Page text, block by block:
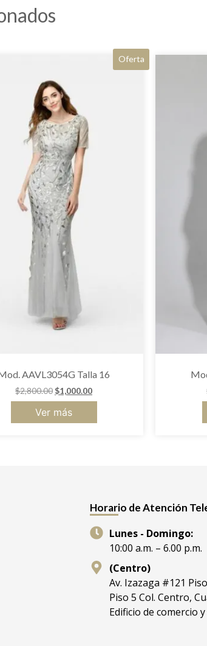
Oferta
AAVL3054G Talla 16
$2,800.00$1,000.00
Ver más
Horario de Atención
Lunes - Domingo:
10:00 a.m. – 6.00 p.m.
(Centro)
Av. Izazaga #121
Piso 5 Col. Centro,
Edificio de comercio